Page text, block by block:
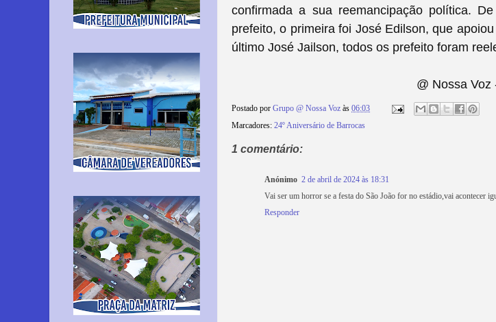
confirmada a sua reemancipação política.
prefeito, o primeira foi José Edilson, que
último José Jailson, todos os prefeito foram
@ Nossa
Postado por Grupo @ Nossa Voz às 06:03
Marcadores: 24º Aniversário de Barrocas
1 comentário:
Anónimo 2 de abril de 2024 às 18:31
Vai ser um horror se a festa do São João for no estádio,vai acontecer
Responder